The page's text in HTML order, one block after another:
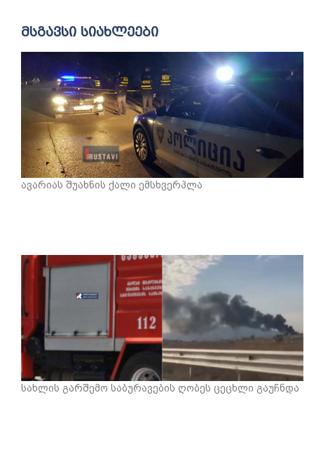
მსგავსი სიახლეები
ავარიას შუახნის ქალი ემსხვერპლა
სახლის გარშემო საბურავების ღობეს ცეცხლი გაუჩნდა